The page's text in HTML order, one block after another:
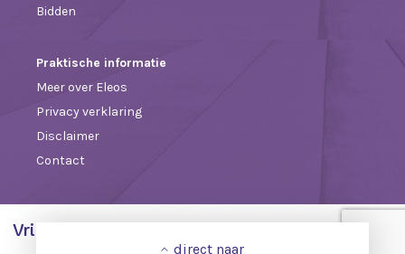
Bidden
Praktische informatie
Meer over Eleos
Privacy verklaring
Disclaimer
Contact
Vrienden van Eleos
direct naar